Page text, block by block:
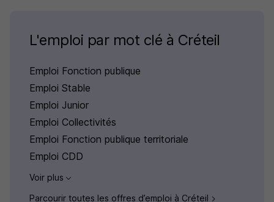
L'emploi par mot clé à Créteil
Emploi Fonction publique
Emploi Stable
Emploi Junior
Emploi Collectivités
Emploi Fonction publique territoriale
Emploi CDD
Voir plus
Parcourir toutes les offres d’emploi à Créteil